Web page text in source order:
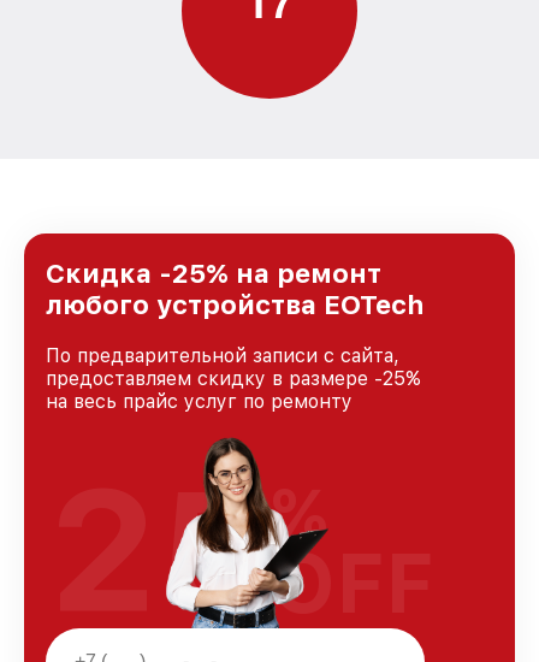
Скидка -25% на ремонт
любого устройства EOTech
По предварительной записи с сайта,
предоставляем скидку в размере -25%
на весь прайс услуг по ремонту
25%
OFF